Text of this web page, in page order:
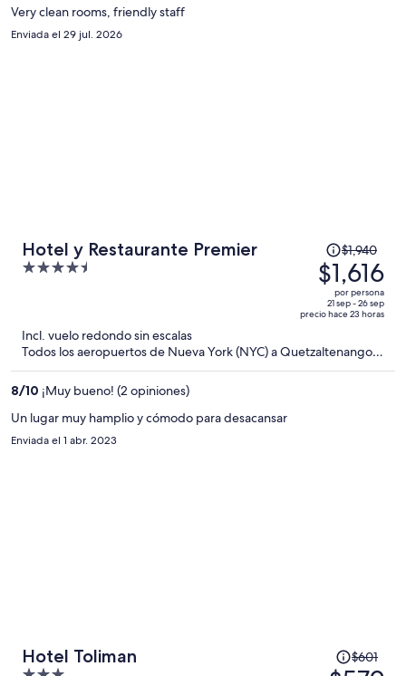
Very clean rooms, friendly staff
Enviada el 29 jul. 2026
Hotel y Restaurante Premier
4.5
5
El
precio
era
de
$1,940
y
ahora
$1,940
$1,616
por persona
21 sep - 26 sep
precio hace 23 horas
Incl. vuelo redondo sin escalas
Todos los aeropuertos de Nueva York (NYC) a Quetzaltenango
(AAZ)
8/10 ¡Muy bueno! (2 opiniones)
Un lugar muy hamplio y cómodo para desacansar
Enviada el 1 abr. 2023
Hotel Toliman
El
$601